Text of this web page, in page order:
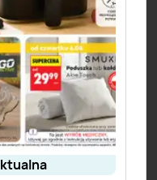
aktualna